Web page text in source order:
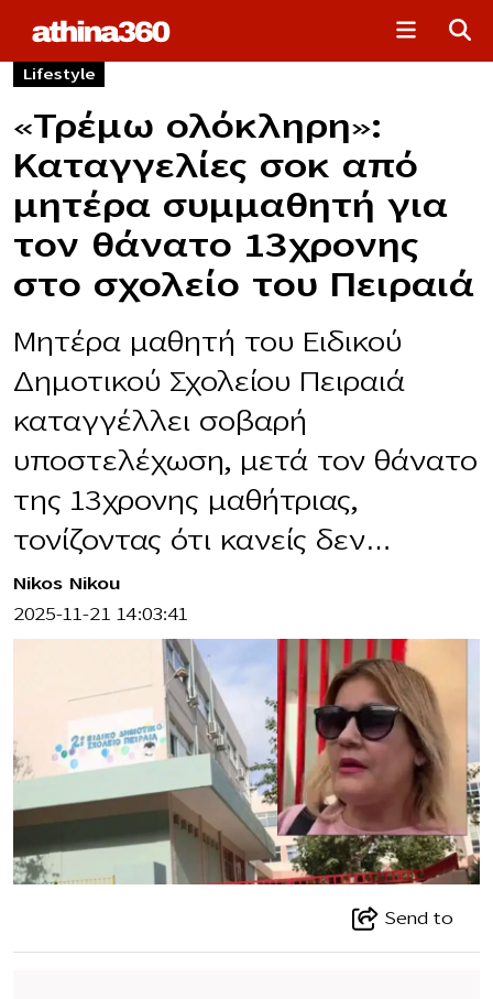
Lifestyle
«Τρέμω ολόκληρη»:
Καταγγελίες σoκ από
μητέρα συμμαθητή για
τον θάνατο 13χρονης
στο σχολείο του Πειραιά
Μητέρα μαθητή του Ειδικού
Δημοτικού Σχολείου Πειραιά
καταγγέλλει σοβαρή
υποστελέχωση, μετά τον θάνατο
της 13χρονης μαθήτριας,
τονίζοντας ότι κανείς δεν…
Nikos Nikou
2025-11-21 14:03:41
Send to